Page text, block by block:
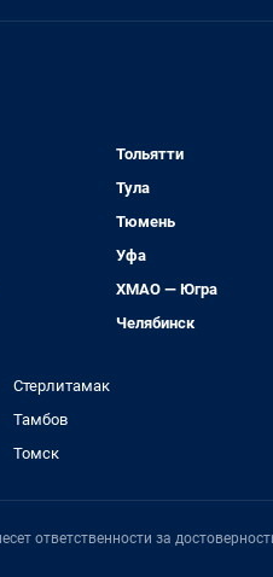
Тольятти
Тула
Тюмень
Уфа
ХМАО — Югра
Челябинск
Стерлитамак
Тамбов
Томск
ответственности за